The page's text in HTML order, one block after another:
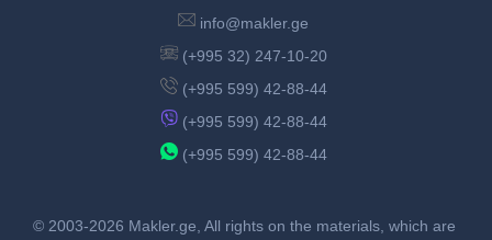
info@makler.ge
(+995 32) 247-10-20
(+995 599) 42-88-44
(+995 599) 42-88-44
(+995 599) 42-88-44
© 2003-2026 Makler.ge, All rights on the materials, which are